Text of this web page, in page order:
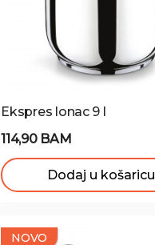
Ekspres lonac 9 l
114,90 BAM
Dodaj u košaricu
NOVO